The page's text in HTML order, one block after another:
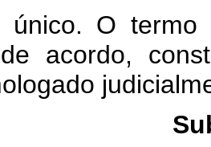
único. O
acordo,